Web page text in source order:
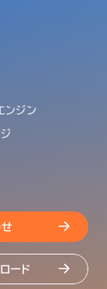
ンジン
ード